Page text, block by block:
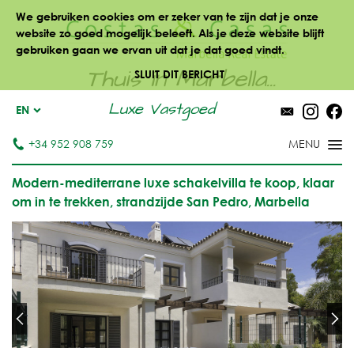
We gebruiken cookies om er zeker van te zijn dat je onze
website zo goed mogelijk beleeft. Als je deze website blijft
gebruiken gaan we ervan uit dat je dat goed vindt.
SLUIT DIT BERICHT
Thuis in Marbella...
Luxe Vastgoed
EN
+34 952 908 759
Modern-mediterrane luxe schakelvilla te koop, klaar
om in te trekken, strandzijde San Pedro, Marbella